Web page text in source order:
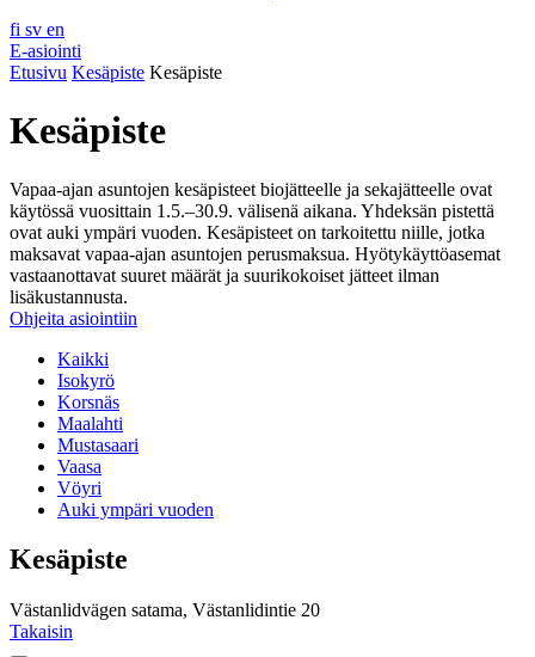
fi sv en
E-asiointi
Etusivu Kesäpiste Kesäpiste
Kesäpiste
Vapaa-ajan asuntojen kesäpisteet biojätteelle ja sekajätteelle ovat
käytössä vuosittain 1.5.–30.9. välisenä aikana. Yhdeksän pistettä
ovat auki ympäri vuoden. Kesäpisteet on tarkoitettu niille, jotka
maksavat vapaa-ajan asuntojen perusmaksua. Hyötykäyttöasemat
vastaanottavat suuret määrät ja suurikokoiset jätteet ilman
lisäkustannusta.
Ohjeita asiointiin
Kaikki
Isokyrö
Korsnäs
Maalahti
Mustasaari
Vaasa
Vöyri
Auki ympäri vuoden
Kesäpiste
Västanlidvägen satama, Västanlidintie 20
Takaisin